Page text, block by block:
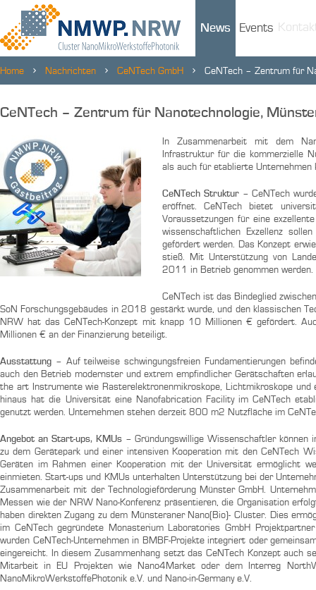
News Events
Home Nachrichten CeNTech GmbH CeNTech – Zentrum für
CeNTech – Zentrum für Nanotechnologie,
In Zusammenarbeit mit dem
Infrastruktur für die kommerzielle
als auch für etablierte Unternehmen
CeNTech Struktur – CeNTech
eröffnet. CeNTech bietet
Voraussetzungen für eine
wissenschaftlichen Exzellenz
gefördert werden. Das Konzept
stieß. Mit Unterstützung von
2011 in Betrieb genommen werden.
CeNTech ist das Bindeglied
SoN Forschungsgebäudes in 2018 gestärkt wurde, und den klassischen
NRW hat das CeNTech-Konzept mit knapp 10 Millionen € gefördert.
Millionen € an der Finanzierung beteiligt.
Ausstattung – Auf teilweise schwingungsfreien Fundamentierungen
auch den Betrieb modernster und extrem empfindlicher Gerätschaften
the art Instrumente wie Rasterelektronenmikroskope, Lichtmikroskope
hinaus hat die Universität eine Nanofabrication Facility im CeNTech
genutzt werden. Unternehmen stehen derzeit 800 m2 Nutzfläche im
Angebot an Start-ups, KMUs – Gründungswillige Wissenschaftler
zu dem Gerätepark und einer intensiven Kooperation mit den CeNTech
Geräten im Rahmen einer Kooperation mit der Universität ermöglicht
einmieten. Start-ups und KMUs unterhalten Unterstützung bei der
Zusammenarbeit mit der Technologieförderung Münster GmbH.
Messen wie der NRW Nano-Konferenz präsentieren, die Organisation
haben direkten Zugang zu dem Münsteraner Nano(Bio)- Cluster. Dies
im CeNTech gegründete Monasterium Laboratories GmbH
wurden CeNTech-Unternehmen in BMBF-Projekte integriert oder
eingereicht. In diesem Zusammenhang setzt das CeNTech Konzept auch
Mitarbeit in EU Projekten wie Nano4Market oder dem Interreg
NanoMikroWerkstoffePhotonik e.V. und Nano-in-Germany e.V.